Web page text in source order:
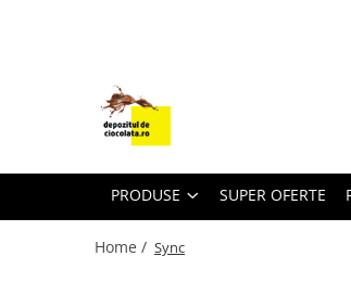
COLORANTI ALIMENTARI
GLAZURI, UMPLUTURI, CREME
USTENSILE SI FORME SILICON
PRODUSE SUPER OFERTE
Home / Sync